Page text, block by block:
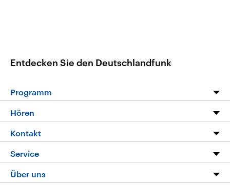
Entdecken Sie den Deutschlandfunk
Programm
Programm
Die Nachrichten
Nachrichtenleicht
Neue Beiträge auf dlf.de
Hören
Livestream
Podcasts
Deutschlandfunk App
Kontakt
Hörerservice
Service
FAQ
Über uns